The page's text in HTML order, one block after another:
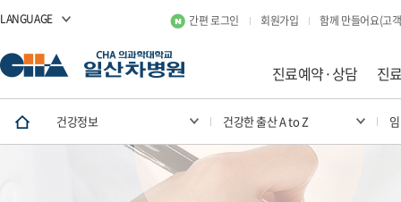
LANGUAGE 간편 로그인 회원가입 함께 만들어요(고
진료예약·상담 진
건강정보 건강한 출산 A to Z